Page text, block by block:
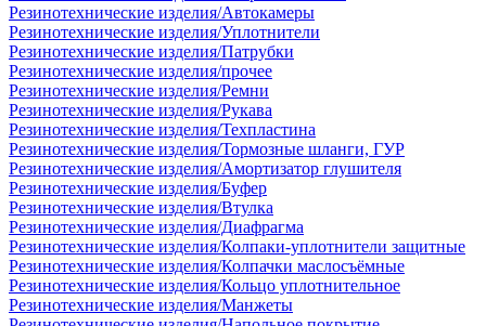
Резинотехнические изделия/Автокамеры
Резинотехнические изделия/Уплотнители
Резинотехнические изделия/Патрубки
Резинотехнические изделия/прочее
Резинотехнические изделия/Ремни
Резинотехнические изделия/Рукава
Резинотехнические изделия/Техпластина
Резинотехнические изделия/Тормозные шланги, ГУР
Резинотехнические изделия/Амортизатор глушителя
Резинотехнические изделия/Буфер
Резинотехнические изделия/Втулка
Резинотехнические изделия/Диафрагма
Резинотехнические изделия/Колпаки-уплотнители защитные
Резинотехнические изделия/Колпачки маслосъёмные
Резинотехнические изделия/Кольцо уплотнительное
Резинотехнические изделия/Манжеты